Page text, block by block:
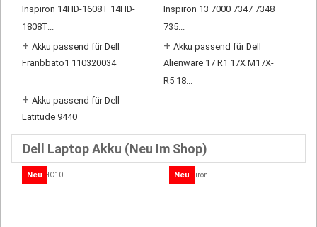
Inspiron 14HD-1608T 14HD-
1808T...
Inspiron 13 7000 7347 7348
735...
+ Akku passend für Dell
Franbbato1 110320034
+ Akku passend für Dell
Alienware 17 R1 17X M17X-
R5 18...
+ Akku passend für Dell
Latitude 9440
Dell Laptop Akku (Neu Im Shop)
Neu Neu